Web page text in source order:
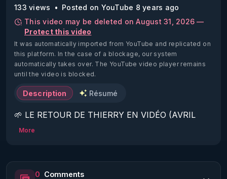
133 views
Posted on YouTube 8 years ago
This video may be deleted on August 31, 2026 —
Protect this video
It was automatically imported from YouTube and replicated on
this platform. In the case of a blockage, our system
automatically takes over. The YouTube video player remains
until the video is blocked.
Description Résumé
🌱 LE RETOUR DE THIERRY EN VIDÉO (AVRIL
2022)!
https://www.rgnr.fr/presentation.html
More
0 Comments